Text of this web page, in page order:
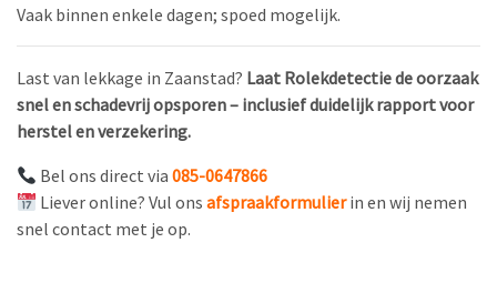
Vaak binnen enkele dagen; spoed mogelijk.
Last van lekkage in Zaanstad? Laat Rolekdetectie de oorzaak
snel en schadevrij opsporen – inclusief duidelijk rapport voor
herstel en verzekering.
Bel ons direct via085-0647866
Liever online? Vul onsafspraakformulierin en wij nemen
snel contact met je op.